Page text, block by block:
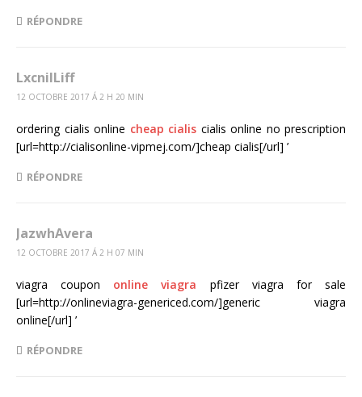
RÉPONDRE
LxcnilLiff
12 OCTOBRE 2017 Á 2 H 20 MIN
ordering cialis online cheap cialis cialis online no prescription
[url=http://cialisonline-vipmej.com/]cheap cialis[/url] ’
RÉPONDRE
JazwhAvera
12 OCTOBRE 2017 Á 2 H 07 MIN
viagra coupon online viagra pfizer viagra for sale
[url=http://onlineviagra-genericed.com/]generic viagra
online[/url] ’
RÉPONDRE